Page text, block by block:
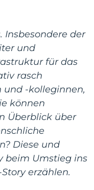
Insbesondere der
und
für das
rasch
und -kolleginnen,
können
Überblick über
Diese und
beim Umstieg ins
erzählen.